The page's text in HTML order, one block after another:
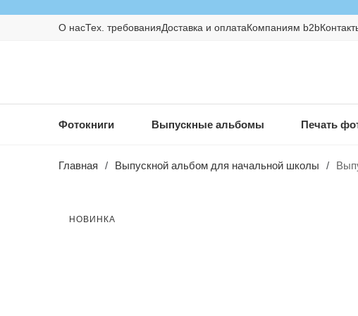
О насТех. требованияДоставка и оплатаКомпаниям b2b
Фотокниги Выпускные альбомы Печать
Главная / Выпускной альбом для начальной школы /
НОВИНКА